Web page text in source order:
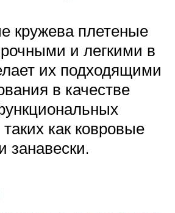
кружева плетеные
и легкими в
их подходящими
в качестве
как ковровые
занавески.